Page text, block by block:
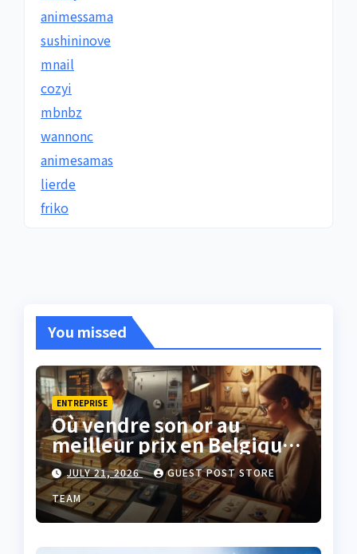
animessama
sushininove
mnail
cozyi
mbnbz
wannonc
animesamas
lierde
friko
You missed
ENTREPRISE
Où vendre son or au
meilleur prix en Belgique
? JULY 21, 2026
GUEST POST STORE
TEAM